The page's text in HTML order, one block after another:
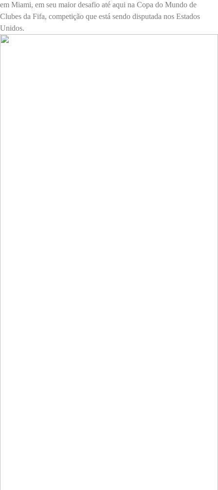
em Miami, em seu maior desafio até aqui na Copa do Mundo de
Clubes da Fifa, competição que está sendo disputada nos Estados
Unidos.